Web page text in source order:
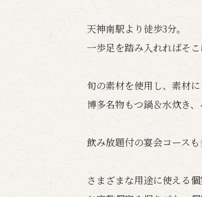
天神南駅より徒歩3分。
一歩足を踏み入れればそ
旬の素材を使用し、素材
博多名物もつ鍋＆水炊き
飲み放題付の宴会コースも
さまざまな用途に使える個